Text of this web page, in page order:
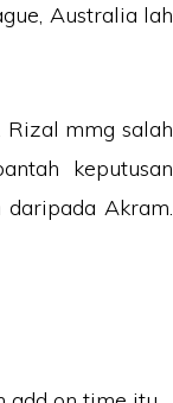
Australia lah
Rizal mmg salah
keputusan
Akram.